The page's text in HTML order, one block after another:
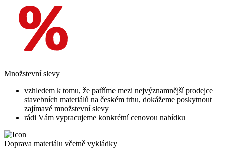
Množstevní slevy
vzhledem k tomu, že patříme mezi nejvýznamnější prodejce
stavebních materiálů na českém trhu, dokážeme poskytnout
zajímavé množstevní slevy
rádi Vám vypracujeme konkrétní cenovou nabídku
Doprava materiálu včetně vykládky